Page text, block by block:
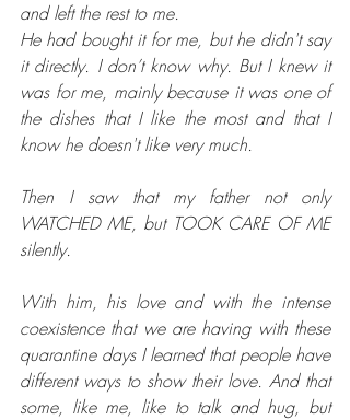
and left the rest to me.
He had bought it for me, but he didn't say
it directly. I don’t know why. But I knew it
was for me, mainly because it was one of
the dishes that I like the most and that I
know he doesn't like very much.
Then I saw that my father not only
WATCHED ME, but TOOK CARE OF ME
silently.
With him, his love and with the intense
coexistence that we are having with these
quarantine days I learned that people have
different ways to show their love. And that
some, like me, like to talk and hug, but